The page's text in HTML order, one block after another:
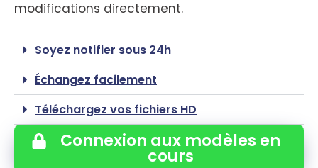
modifications directement.
Soyez notifier sous 24h
Échangez facilement
Téléchargez vos fichiers HD
Connexion aux modèles en
cours